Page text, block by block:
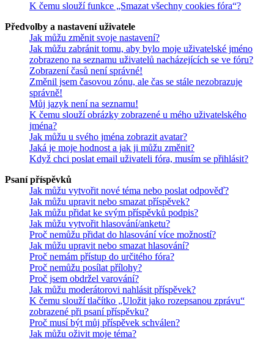
K čemu slouží funkce „Smazat všechny cookies fóra“?
Předvolby a nastavení uživatele
Jak můžu změnit svoje nastavení?
Jak můžu zabránit tomu, aby bylo moje uživatelské jméno
zobrazeno na seznamu uživatelů nacházejících se ve fóru?
Zobrazení časů není správné!
Změnil jsem časovou zónu, ale čas se stále nezobrazuje
správně!
Můj jazyk není na seznamu!
K čemu slouží obrázky zobrazené u mého uživatelského
jména?
Jak můžu u svého jména zobrazit avatar?
Jaká je moje hodnost a jak ji můžu změnit?
Když chci poslat email uživateli fóra, musím se přihlásit?
Psaní příspěvků
Jak můžu vytvořit nové téma nebo poslat odpověď?
Jak můžu upravit nebo smazat příspěvek?
Jak můžu přidat ke svým příspěvků podpis?
Jak můžu vytvořit hlasování/anketu?
Proč nemůžu přidat do hlasování více možností?
Jak můžu upravit nebo smazat hlasování?
Proč nemám přístup do určitého fóra?
Proč nemůžu posílat přílohy?
Proč jsem obdržel varování?
Jak můžu moderátorovi nahlásit příspěvek?
K čemu slouží tlačítko „Uložit jako rozepsanou zprávu“
zobrazené při psaní příspěvku?
Proč musí být můj příspěvek schválen?
Jak můžu oživit moje téma?